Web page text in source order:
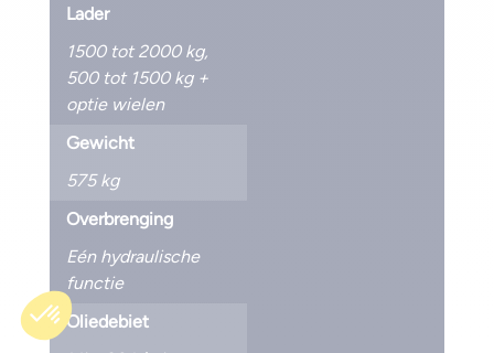
Lader
1500 tot 2000 kg,
500 tot 1500 kg +
optie wielen
Gewicht
575 kg
Overbrenging
Eén hydraulische
functie
Oliedebiet